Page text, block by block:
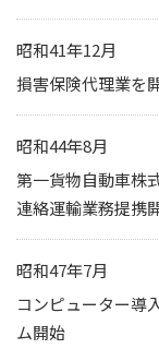
昭和41年12月
損害保険代理業を
昭和44年8月
第一貨物自動車株
連絡運輸業務提携
昭和47年7月
コンピューター導
ム開始